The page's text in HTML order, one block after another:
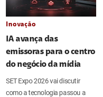
Inovação
IA avança das
emissoras para o centro
do negócio da mídia
SET Expo 2026 vai discutir
como a tecnologia passou a